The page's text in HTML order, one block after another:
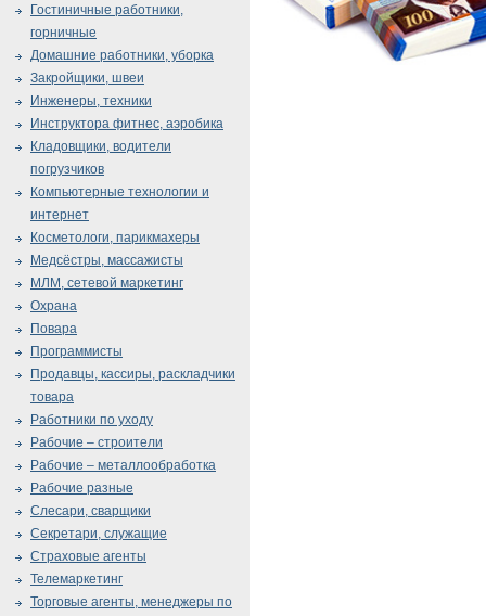
Гостиничные работники,
горничные
Домашние работники, уборка
Закройщики, швеи
Инженеры, техники
Инструктора фитнес, аэробика
Кладовщики, водители
погрузчиков
Компьютерные технологии и
интернет
Косметологи, парикмахеры
Медсёстры, массажисты
МЛМ, сетевой маркетинг
Охрана
Повара
Программисты
Продавцы, кассиры, раскладчики
товара
Работники по уходу
Рабочие – строители
Рабочие – металлообработка
Рабочие разные
Слесари, сварщики
Секретари, служащие
Страховые агенты
Телемаркетинг
Торговые агенты, менеджеры по